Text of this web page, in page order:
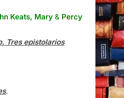
Keats, Mary & Percy
Tres epistolarios
.